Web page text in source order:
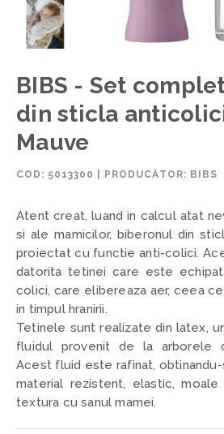
BIBS - Set
din sticla
Mauve
COD: 5013300 PRODUCĂTOR: BIBS
Atent creat, luand in calcul atat
si ale mamicilor, biberonul din
proiectat cu functie anti-colici.
datorita tetinei care este
colici, care elibereaza aer, ceea
in timpul hranirii.
Tetinele sunt realizate din latex,
fluidul provenit de la arborele
Acest fluid este rafinat,
material rezistent, elastic, moale
textura cu sanul mamei.